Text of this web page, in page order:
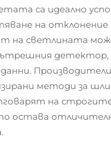
са идеално
на отклонение
на светлината
методи за
на
остава